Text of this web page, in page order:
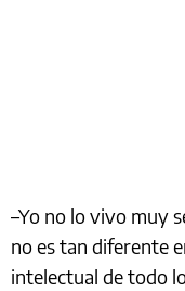
–Yo no lo vivo muy
no es tan diferente
intelectual de todo